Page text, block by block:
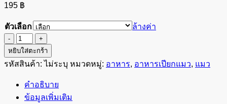
195 ฿
ตัวเลือก
ล้างค่า
จำนวน
felix
อาหาร
แมว
เพา
หยิบใส่ตะกร้า
รหัสสินค้า:ไม่ระบุ หมวดหมู่: อาหาร, อาหารเปียกแมว, แมว
คำอธิบาย
ข้อมูลเพิ่มเติม